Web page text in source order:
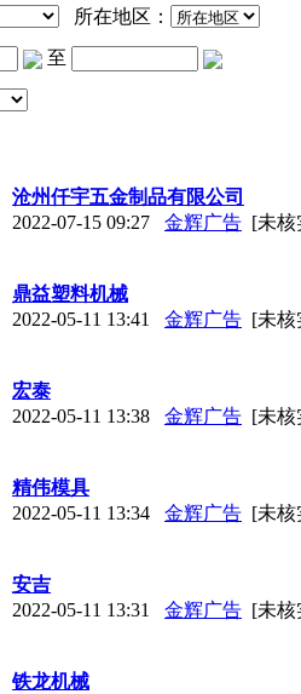
所在地区：
至
沧州仟宇五金制品有限公司
2022-07-15 09:27
金辉广告 [未核
鼎益塑料机械
2022-05-11 13:41
金辉广告 [未核
宏泰
2022-05-11 13:38
金辉广告 [未核
精伟模具
2022-05-11 13:34
金辉广告 [未核
安吉
2022-05-11 13:31
金辉广告 [未核
铁龙机械